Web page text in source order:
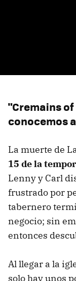
"Cremains
conocemos
La muerte de
15 de la
Lenny y Carl
frustrado por
tabernero
negocio; sin
entonces
Al llegar a la
solo hay unos